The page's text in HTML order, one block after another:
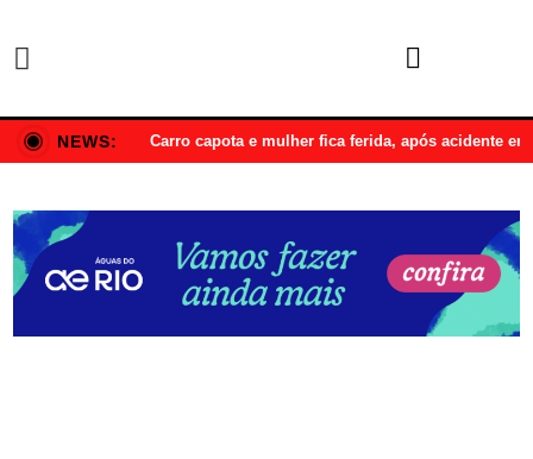
NEWS: Carro capota e mulher fica ferida, após acidente